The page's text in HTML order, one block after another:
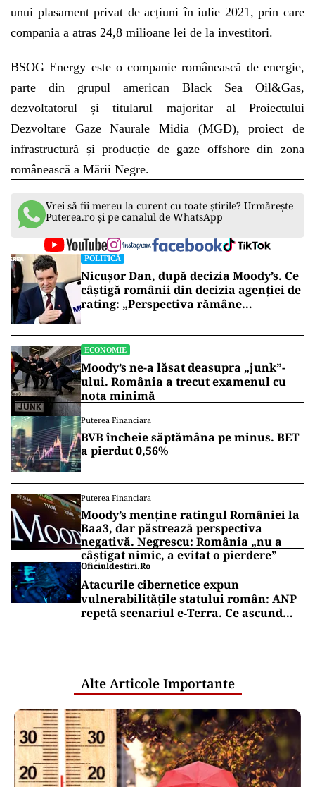
unui plasament privat de acțiuni în iulie 2021, prin care
compania a atras 24,8 milioane lei de la investitori.
BSOG Energy este o companie românească de energie,
parte din grupul american Black Sea Oil&Gas,
dezvoltatorul și titularul majoritar al Proiectului
Dezvoltare Gaze Naurale Midia (MGD), proiect de
infrastructură și producție de gaze offshore din zona
românească a Mării Negre.
Vrei să fii mereu la curent cu toate știrile? Urmărește
Puterea.ro și pe canalul de WhatsApp
POLITICĂ
Nicușor Dan, după decizia Moody’s. Ce
câștigă românii din decizia agenției de
rating: „Perspectiva rămâne
ECONOMIE
Moody’s ne-a lăsat deasupra „junk”-
ului. România a trecut examenul cu
nota minimă
Puterea Financiara
BVB încheie săptămâna pe minus. BET
a pierdut 0,56%
Puterea Financiara
Moody’s menține ratingul României la
Baa3, dar păstrează perspectiva
negativă. Negrescu: România „nu a
câștigat nimic, a evitat o pierdere”
Oficiuldestiri.ro
Atacurile cibernetice expun
vulnerabilitățile statului român: ANP
repetă scenariul e‑Terra. Ce ascund
Alte Articole Importante